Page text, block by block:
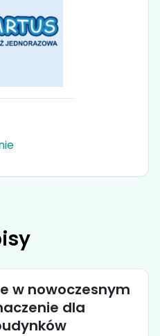
w nowoczesnym
dla